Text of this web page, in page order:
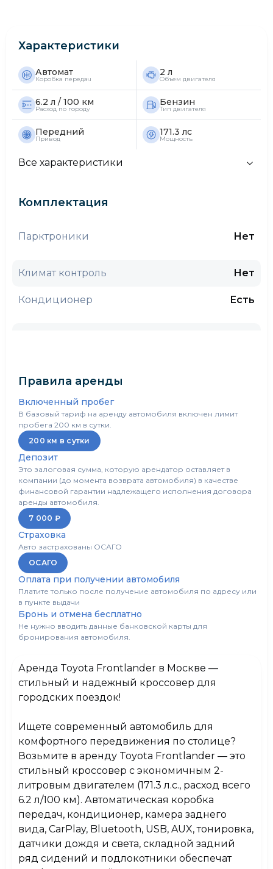
Характеристики
Автомат
Коробка передач
2 л
Объем двигателя
6.2 л / 100 км
Расход по городу
Бензин
Тип двигателя
Передний
Привод
171.3 лс
Мощность
Все характеристики
Комплектация
Парктроники Нет
Климат контроль Нет
Кондиционер Есть
CarPlay
Обогрев сидений/стекл
Обогрев лобового стекла
Обогрев руля Нет
Электропривод боковых зеркал
Bluetooth
USB Есть
AUX
Датчик дождя и света
Подлокотники Есть
Правила аренды
Включенный пробег
В базовый тариф на аренду автомобиля включен лимит
пробега 200 км в сутки.
200 км в сутки
Депозит
Это залоговая сумма, которую арендатор оставляет в
компании (до момента возврата автомобиля) в качестве
финансовой гарантии надлежащего исполнения договора
аренды автомобиля.
7 000 ₽
Страховка
Авто застрахованы ОСАГО
ОСАГО
Оплата при получении автомобиля
Платите только после получение автомобиля по адресу или
в пункте выдачи
Бронь и отмена бесплатно
Не нужно вводить данные банковской карты для
бронирования автомобиля.
Аренда Toyota Frontlander в Москве —
стильный и надежный кроссовер для
городских поездок!
Ищете современный автомобиль для
комфортного передвижения по столице?
Возьмите в аренду Toyota Frontlander — это
стильный кроссовер с экономичным 2-
литровым двигателем (171.3 л.с., расход всего
6.2 л/100 км). Автоматическая коробка
передач, кондиционер, камера заднего
вида, CarPlay, Bluetooth, USB, AUX, тонировка,
датчики дождя и света, складной задний
ряд сидений и подлокотники обеспечат